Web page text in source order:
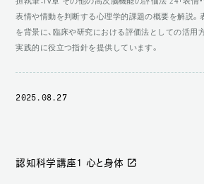
表情や情動を判断する心理学的課題の概要を解説。
を背景に、臨床や研究における評価法としての活用
実践的に役立つ指針を提供しています。
2025.08.27
認知科学講座1 心と身体